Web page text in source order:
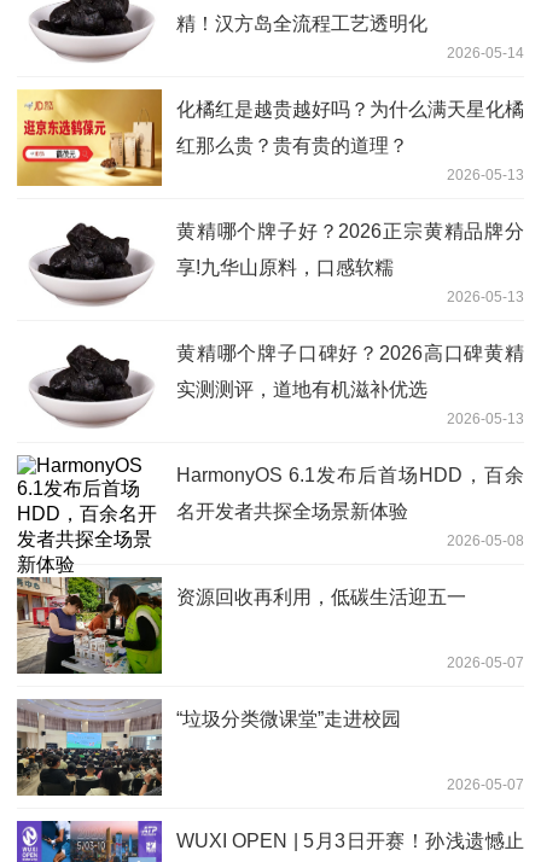
精！汉方岛全流程工艺透明化
2026-05-14
化橘红是越贵越好吗？为什么满天星化橘
红那么贵？贵有贵的道理？
2026-05-13
黄精哪个牌子好？2026正宗黄精品牌分
享!九华山原料，口感软糯
2026-05-13
黄精哪个牌子口碑好？2026高口碑黄精
实测测评，道地有机滋补优选
2026-05-13
HarmonyOS 6.1发布后首场HDD，百余
名开发者共探全场景新体验
2026-05-08
资源回收再利用，低碳生活迎五一
2026-05-07
“垃圾分类微课堂”走进校园
2026-05-07
WUXI OPEN | 5月3日开赛！孙浅遗憾止